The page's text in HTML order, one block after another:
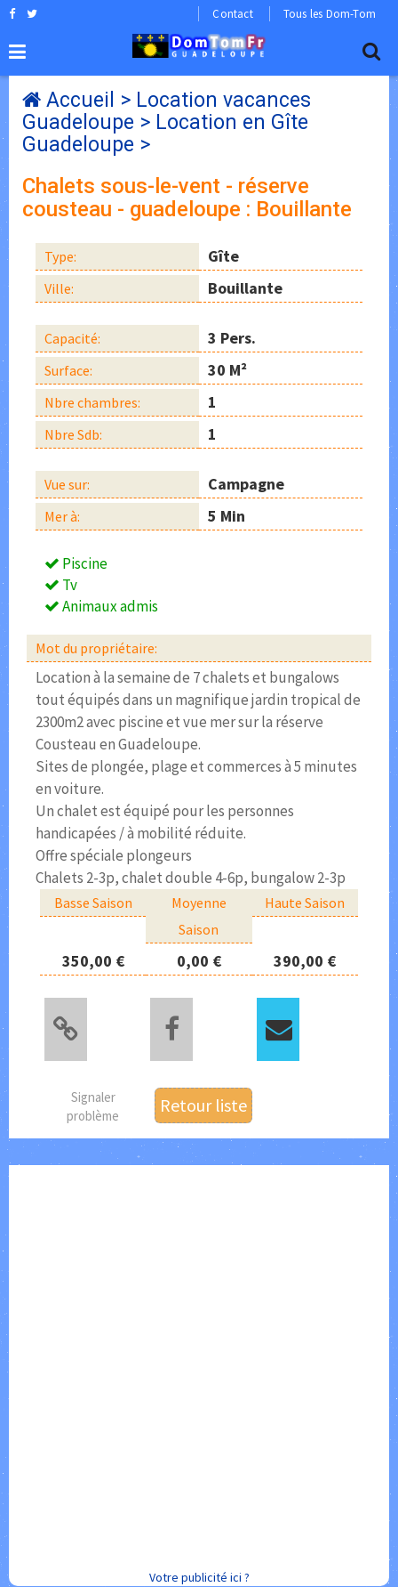
Contact Tous les Dom-Tom
Accueil > Location vacances
Guadeloupe > Location en Gîte
Guadeloupe >
Chalets sous-le-vent - réserve
cousteau - guadeloupe : Bouillante
Type: Gîte
Ville: Bouillante
Capacité: 3 Pers.
Surface: 30 M²
Nbre chambres: 1
Nbre Sdb: 1
Vue sur: Campagne
Mer à: 5 Min
Piscine
Tv
Animaux admis
Mot du propriétaire:
Location à la semaine de 7 chalets et bungalows
tout équipés dans un magnifique jardin tropical de
2300m2 avec piscine et vue mer sur la réserve
Cousteau en Guadeloupe.
Sites de plongée, plage et commerces à 5 minutes
en voiture.
Un chalet est équipé pour les personnes
handicapées / à mobilité réduite.
Offre spéciale plongeurs
Chalets 2-3p, chalet double 4-6p, bungalow 2-3p
Basse Saison
Moyenne
Saison
Haute Saison
350,00 € 0,00 € 390,00 €
Signaler
problème
Retour liste
Votre publicité ici ?